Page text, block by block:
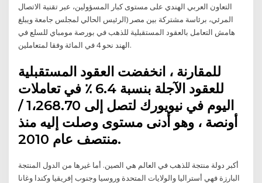
التعاون العربي الهندي على مستوى كبار المسؤولين، عبر تقنية الاتصال
المرئي، برئاسة مشتركة بين مصر (الرئيس الحالي لمجلس جامعة ويبلغ
هامش التعامل بالعقود المستقبلية للذهب في بورصة مومباي للسلع في
الهند نحو 4 في المائة وفقا لمتعاملين.
للمقارنة ، انخفضت العقود المستقبلية
للعقود الآجلة بنسبة 6.4 ٪ في تعاملات
اليوم في نيويورك لتصل إلى 1،268.70 /
أونصة ، وهو أدنى مستوى وصلت إليه منذ
منتصف عام 2010.
أكبر دولة منتجة للذهب في العالم هي الصين. أما غيرها من الدول المنتجة
البارزة فهي أستراليا والولايات المتحدة وروسيا وجنوب إفريقيا وكندا وغانا